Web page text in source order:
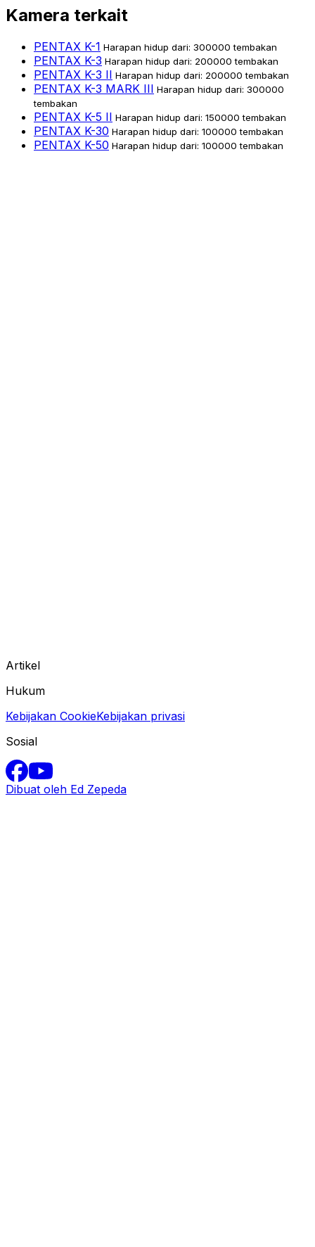
Kamera terkait
PENTAX K-1 Harapan hidup dari: 300000 tembakan
PENTAX K-3 Harapan hidup dari: 200000 tembakan
PENTAX K-3 II Harapan hidup dari: 200000 tembakan
PENTAX K-3 MARK III Harapan hidup dari: 300000
tembakan
PENTAX K-5 II Harapan hidup dari: 150000 tembakan
PENTAX K-30 Harapan hidup dari: 100000 tembakan
PENTAX K-50 Harapan hidup dari: 100000 tembakan
Artikel
Hukum
Kebijakan CookieKebijakan privasi
Sosial
Dibuat oleh Ed Zepeda